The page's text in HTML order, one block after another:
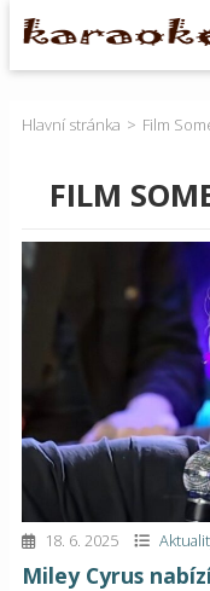
Hlavní stránka
Film
FILM
18. 6. 2025
Miley Cyrus